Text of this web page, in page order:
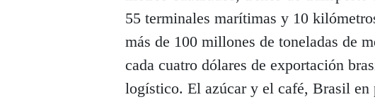
55 terminales marítimas y 10
más de 100 millones de toneladas de
cada cuatro dólares de exportación
logístico. El azúcar y el café, Brasil en